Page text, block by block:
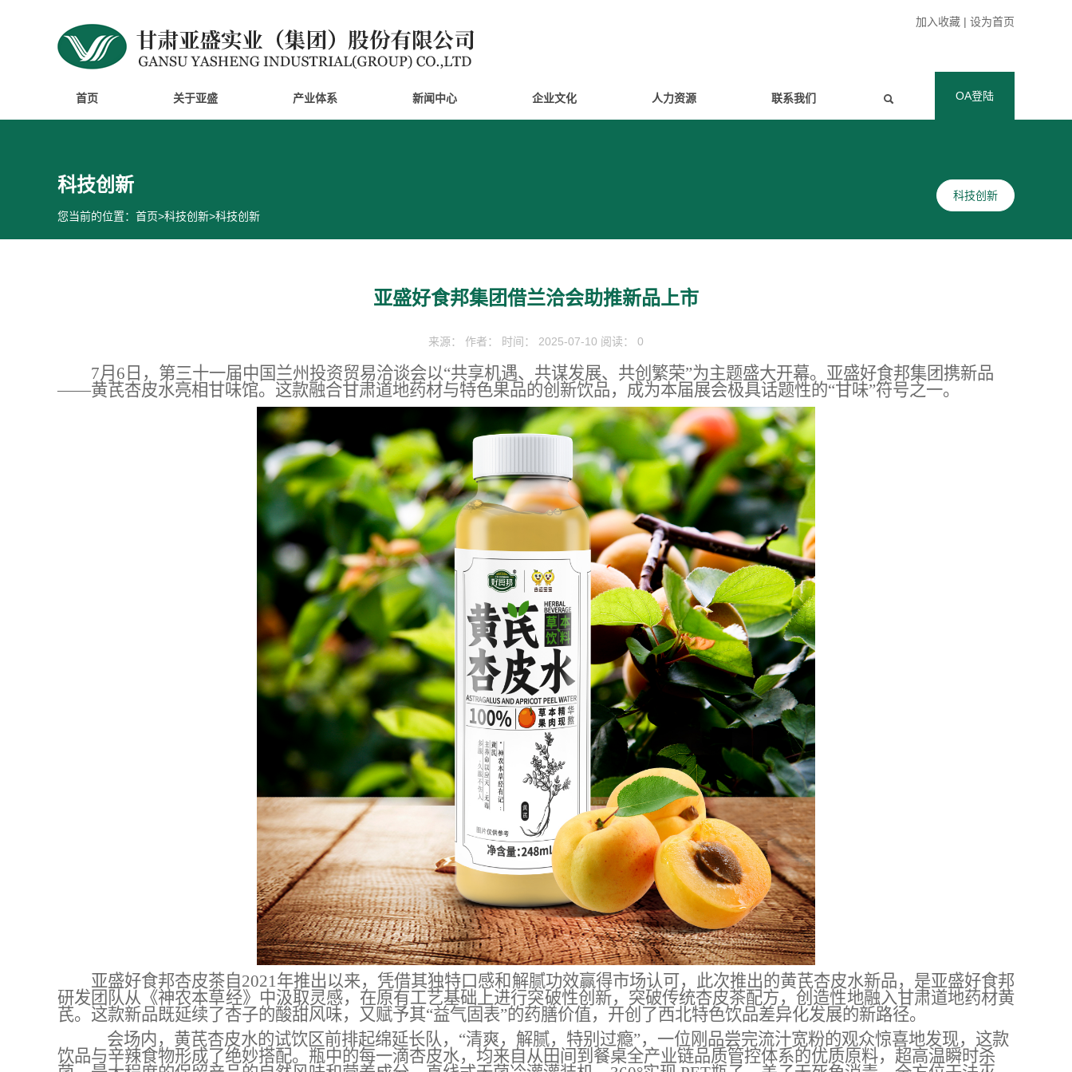
首页 关于亚盛 产业体系 新闻中心 企业文化 人力资源 联系我们 OA登陆
加入收藏 | 设为首页
科技创新
您当前的位置： 首页>科技创新>科技创新
科技创新
亚盛好食邦集团借兰洽会助推新品上市
来源： 作者： 时间： 2025-07-10 阅读： 0
7月6日 ，第三十一届中国兰州投资贸易洽谈会以“共享机遇、共谋发展、共创繁荣”为主题盛大开幕。亚盛好食邦集团 携新品
——黄芪杏皮水亮相甘味馆。这款融合甘肃道地药材与特色果品的创新饮品，成为本届展会极具话题性的“甘味”符号之一。
亚盛好食邦杏皮茶自2021年推出以来，凭借其独特口感和解腻功效赢得市场认可，此次推出的黄芪杏皮水新品， 是亚盛好食邦
研发团队从《神农本草经》中汲取灵感，在原有工艺基础上进行突破性创新， 突破传统杏皮茶配方，创造性地融入甘肃道地药材黄
芪。这款新品既延续了杏子的酸甜风味，又赋予其“益气固表”的药膳价值，开创了西北特色饮品差异化发展的新路径。
会场内，黄芪杏皮水的试饮区前排起绵延长队， “清爽，解腻，特别过瘾”，一位刚品尝完流汁宽粉的观众惊喜地发现，这款
饮品与辛辣食物形成了绝妙搭配。瓶中的每一滴杏皮水，均来自从田间到餐桌全产业链品质管控体系的优质原料，超高温瞬时杀